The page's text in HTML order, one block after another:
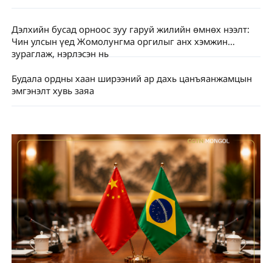
Дэлхийн бусад орноос зуу гаруй жилийн өмнөх нээлт:
Чин улсын үед Жомолунгма оргилыг анх хэмжин
зураглаж, нэрлэсэн нь
Будала ордны хаан ширээний ар дахь цанъяанжамцын
эмгэнэлт хувь заяа